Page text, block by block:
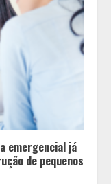
emergencial já
de pequenos